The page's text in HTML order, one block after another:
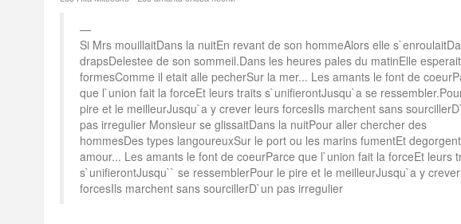
Si Mrs mouillaitDans la nuitEn revant de son hommeAlors elle
drapsDelestee de son sommeil.Dans les heures pales du matinElle
formesComme il etait alle pecherSur la mer... Les amants le font de
que l`union fait la forceEt leurs traits s`unifierontJusqu`a se
pire et le meilleurJusqu`a y crever leurs forcesIls marchent sans
pas irregulier Monsieur se glissaitDans la nuitPour aller chercher des
hommesDes types langoureuxSur le port ou les marins fumentEt
amour... Les amants le font de coeurParce que l`union fait la forceEt leurs
s`unifierontJusqu`` se ressemblerPour le pire et le meilleurJusqu`a y
forcesIls marchent sans sourcillerD`un pas irregulier